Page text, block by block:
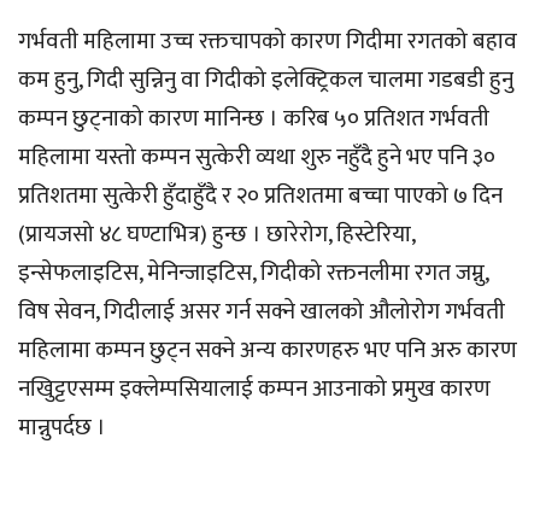
गर्भवती महिलामा उच्च रक्तचापको कारण गिदीमा रगतको बहाव
कम हुनु, गिदी सुन्निनु वा गिदीको इलेक्ट्रिकल चालमा गडबडी हुनु
कम्पन छुट्नाको कारण मानिन्छ । करिब ५० प्रतिशत गर्भवती
महिलामा यस्तो कम्पन सुत्केरी व्यथा शुरु नहुँदै हुने भए पनि ३०
प्रतिशतमा सुत्केरी हुँदाहुँदै र २० प्रतिशतमा बच्चा पाएको ७ दिन
(प्रायजसो ४८ घण्टाभित्र) हुन्छ । छारेरोग, हिस्टेरिया,
इन्सेफलाइटिस, मेनिन्जाइटिस, गिदीको रक्तनलीमा रगत जम्नु,
विष सेवन, गिदीलाई असर गर्न सक्ने खालको औलोरोग गर्भवती
महिलामा कम्पन छुट्न सक्ने अन्य कारणहरु भए पनि अरु कारण
नखुिट्टएसम्म इक्लेम्पसियालाई कम्पन आउनाको प्रमुख कारण
मान्नुपर्दछ ।